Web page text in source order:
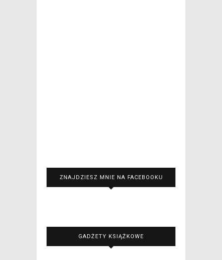
ZNAJDZIESZ MNIE NA FACEBOOKU
GADŻETY KSIĄŻKOWE